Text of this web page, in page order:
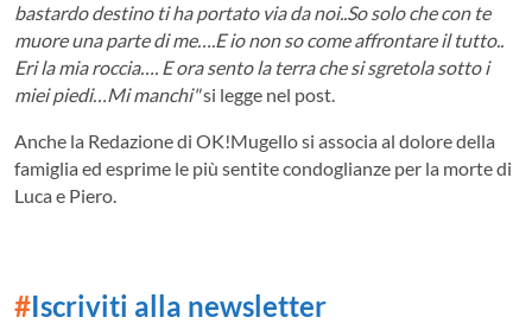
bastardo destino ti ha portato via da noi..So solo che con te
muore una parte di me….E io non so come affrontare il tutto..
Eri la mia roccia…. E ora sento la terra che si sgretola sotto i
miei piedi…Mi manchi"si legge nel post.
Anche la Redazione di OK!Mugello si associa al dolore della
famiglia ed esprime le più sentite condoglianze per la morte di
Luca e Piero.
#Iscriviti alla newsletter